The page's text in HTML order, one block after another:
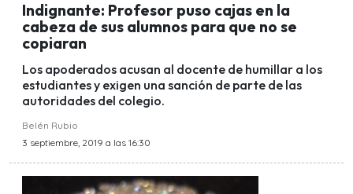
Indignante: Profesor puso cajas en la
cabeza de sus alumnos para que no se
copiaran
Los apoderados acusan al docente de humillar a los
estudiantes y exigen una sanción de parte de las
autoridades del colegio.
Belén Rubio
3 septiembre, 2019 a las 16:30